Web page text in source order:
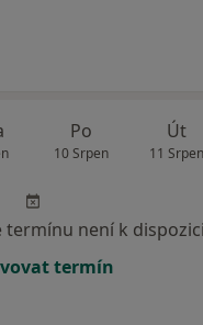
Po
10 Srpen
Út
11 Srpen
termínu není k dispozici
termín